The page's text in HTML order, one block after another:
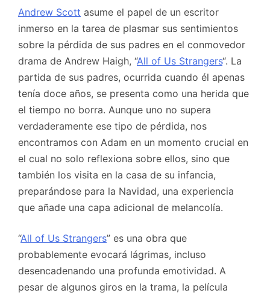
Andrew Scott asume el papel de un escritor
inmerso en la tarea de plasmar sus sentimientos
sobre la pérdida de sus padres en el conmovedor
drama de Andrew Haigh, “All of Us Strangers“. La
partida de sus padres, ocurrida cuando él apenas
tenía doce años, se presenta como una herida que
el tiempo no borra. Aunque uno no supera
verdaderamente ese tipo de pérdida, nos
encontramos con Adam en un momento crucial en
el cual no solo reflexiona sobre ellos, sino que
también los visita en la casa de su infancia,
preparándose para la Navidad, una experiencia
que añade una capa adicional de melancolía.
“All of Us Strangers” es una obra que
probablemente evocará lágrimas, incluso
desencadenando una profunda emotividad. A
pesar de algunos giros en la trama, la película